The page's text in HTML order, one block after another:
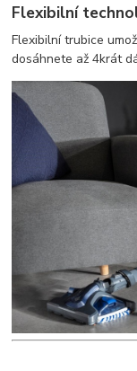
Flexibilní
Flexibilní trubice
dosáhnete až 4krát